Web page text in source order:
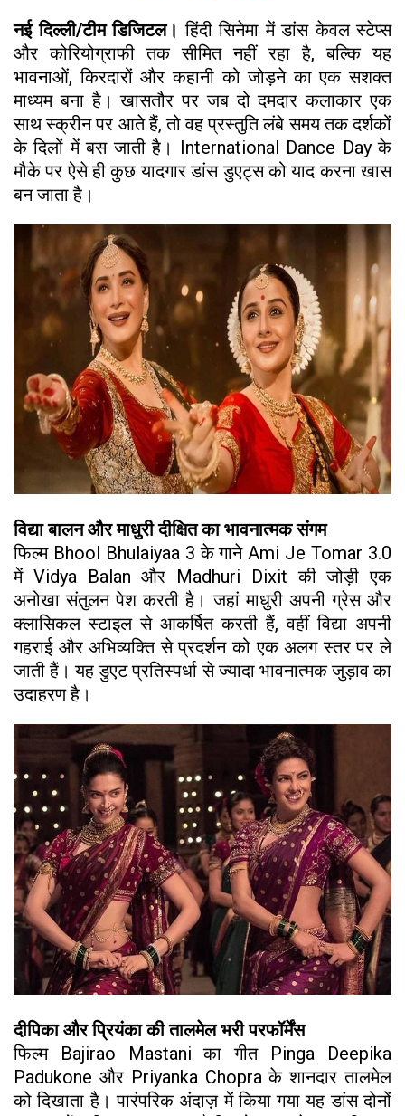
नई दिल्ली/टीम डिजिटल।हिंदी सिनेमा में डांस केवल स्टेप्स
और कोरियोग्राफी तक सीमित नहीं रहा है, बल्कि यह
भावनाओं, किरदारों और कहानी को जोड़ने का एक सशक्त
माध्यम बना है। खासतौर पर जब दो दमदार कलाकार एक
साथ स्क्रीन पर आते हैं, तो वह प्रस्तुति लंबे समय तक दर्शकों
के दिलों में बस जाती है। International Dance Day के
मौके पर ऐसे ही कुछ यादगार डांस डुएट्स को याद करना खास
बन जाता है।
विद्या बालन और माधुरी दीक्षित का भावनात्मक संगम
फिल्म Bhool Bhulaiyaa 3 के गाने Ami Je Tomar 3.0
में Vidya Balan और Madhuri Dixit की जोड़ी एक
अनोखा संतुलन पेश करती है। जहां माधुरी अपनी ग्रेस और
क्लासिकल स्टाइल से आकर्षित करती हैं, वहीं विद्या अपनी
गहराई और अभिव्यक्ति से प्रदर्शन को एक अलग स्तर पर ले
जाती हैं। यह डुएट प्रतिस्पर्धा से ज्यादा भावनात्मक जुड़ाव का
उदाहरण है।
दीपिका और प्रियंका की तालमेल भरी परफॉर्मेंस
फिल्म Bajirao Mastani का गीत Pinga Deepika
Padukone और Priyanka Chopra के शानदार तालमेल
को दिखाता है। पारंपरिक अंदाज़ में किया गया यह डांस दोनों